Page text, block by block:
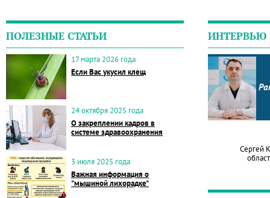
ПОЛЕЗНЫЕ СТАТЬИ
17 марта 2026 года
Если Вас укусил клещ
24 октября 2025 года
О закреплении кадров в
системе здравоохранения
3 июля 2025 года
Важная информация о
"мышиной лихорадке"
ИНТЕРВЬЮ
Сергей